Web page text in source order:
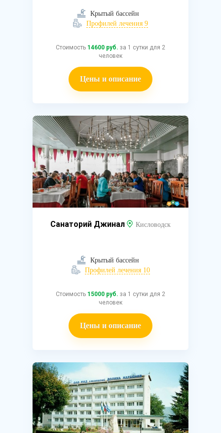
Крытый бассейн
Профилей лечения 9
Стоимость 14600 руб. за 1 сутки для 2
человек
Цены и описание
Санаторий Джинал Кисловодск
Крытый бассейн
Профилей лечения 10
Стоимость 15000 руб. за 1 сутки для 2
человек
Цены и описание